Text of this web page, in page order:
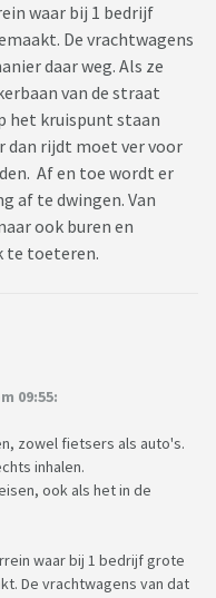
waar bij 1 bedrijf
De vrachtwagens
daar weg. Als ze
van de straat
het kruispunt staan
dan rijdt moet ver voor
Af en toe wordt er
af te dwingen. Van
ook buren en
te toeteren.
09:55:
zowel fietsers als auto's.
inhalen.
ook als het in de
waar bij 1 bedrijf grote
De vrachtwagens van dat